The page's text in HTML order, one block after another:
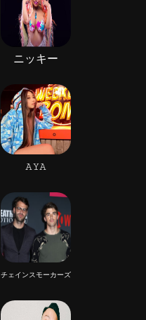
ニッキー
AYA
チェインスモーカーズ